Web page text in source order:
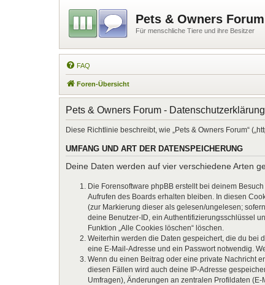
Pets & Owners Forum
Für menschliche Tiere und ihre Besitzer
FAQ
Foren-Übersicht
Pets & Owners Forum - Datenschutzerklärung
Diese Richtlinie beschreibt, wie „Pets & Owners Forum“
UMFANG UND ART DER DATENSPEICHERUNG
Deine Daten werden auf vier verschiedene Arten
Die Forensoftware phpBB erstellt bei deinem
Aufrufen des Boards erhalten bleiben. In diesen
(zur Markierung dieser als gelesen/ungelesen;
deine Benutzer-ID, ein Authentifizierungsschlüssel
Funktion „Alle Cookies löschen“ löschen.
Weiterhin werden die Daten gespeichert, die du bei
eine E-Mail-Adresse und ein Passwort notwendig.
Wenn du einen Beitrag oder eine private Nachricht
diesen Fällen wird auch deine IP-Adresse
Umfragen), Änderungen an zentralen Profildaten